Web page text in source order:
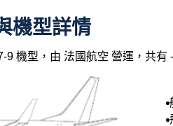
機型詳情
9 機型，由 法國航空 營運，共有